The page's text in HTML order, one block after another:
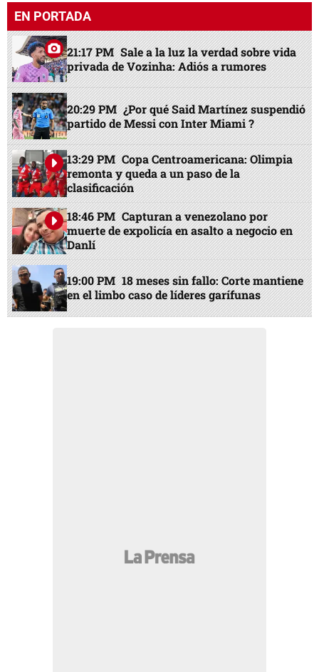
EN PORTADA
21:17 PM Sale a la luz la verdad sobre vida
privada de Vozinha: Adiós a rumores
20:29 PM ¿Por qué Said Martínez suspendió
partido de Messi con Inter Miami ?
13:29 PM Copa Centroamericana: Olimpia
remonta y queda a un paso de la
clasificación
18:46 PM Capturan a venezolano por
muerte de expolicía en asalto a negocio en
Danlí
19:00 PM 18 meses sin fallo: Corte mantiene
en el limbo caso de líderes garífunas